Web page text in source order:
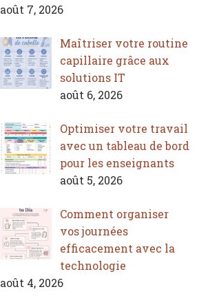
août 7, 2026
Maîtriser votre routine
capillaire grâce aux
solutions IT
août 6, 2026
Optimiser votre travail
avec un tableau de bord
pour les enseignants
août 5, 2026
Comment organiser
vos journées
efficacement avec la
technologie
août 4, 2026